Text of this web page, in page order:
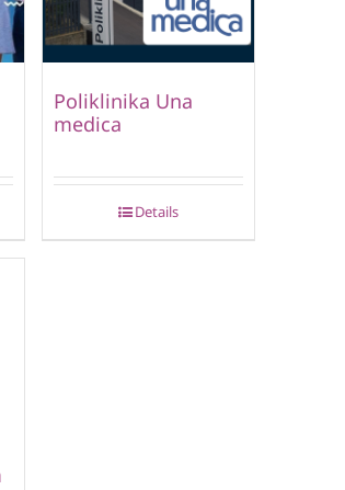
Poliklinika Una
medica
Details